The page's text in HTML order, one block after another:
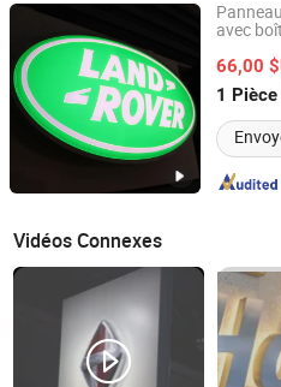
avec
66,00
1 Pièce
Shanghai Goodbang Display
Shanghai, China
Vidéos Connexes